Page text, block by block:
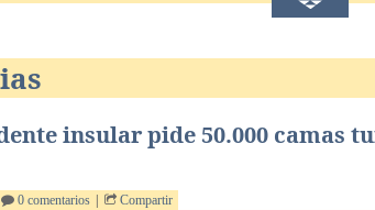
insular pide 50.000 camas
0 comentarios Compartir